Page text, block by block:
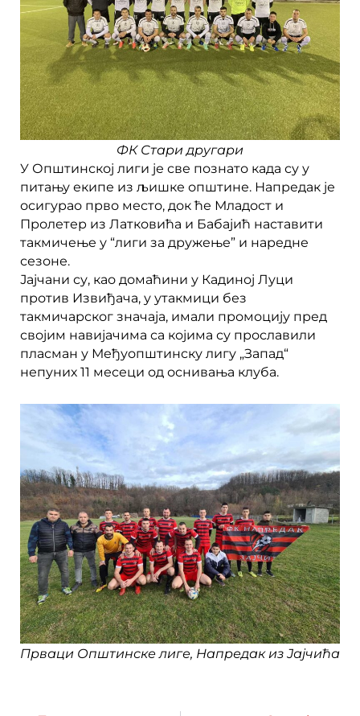
ФК Стари другари
У Општинској лиги је све познато када су у
питању екипе из љишке општине. Напредак је
осигурао прво место, док ће Младост и
Пролетер из Латковића и Бабајић наставити
такмичење у “лиги за дружење” и наредне
сезоне.
Јајчани су, као домаћини у Кадиној Луци
против Извиђача, у утакмици без
такмичарског значаја, имали промоцију пред
својим навијачима са којима су прославили
пласман у Међуопштинску лигу „Запад“
непуних 11 месеци од оснивања клуба.
Прваци Општинске лиге, Напредак из Јајчића